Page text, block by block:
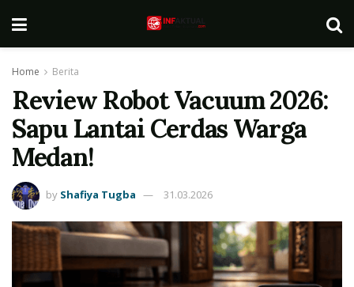
Home Berita
Review Robot Vacuum 2026:
Sapu Lantai Cerdas Warga
Medan!
by Shafiya Tugba 31.03.2026